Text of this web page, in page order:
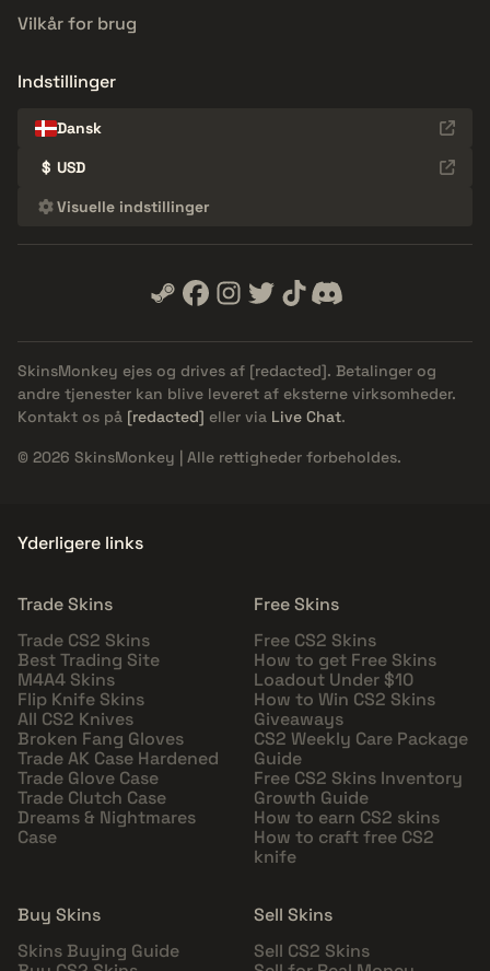
Vilkår for brug
Indstillinger
Dansk
$ USD
Visuelle indstillinger
SkinsMonkey ejes og drives af [redacted]. Betalinger og
andre tjenester kan blive leveret af eksterne virksomheder.
Kontakt os på [redacted] eller via Live Chat.
© 2026 SkinsMonkey | Alle rettigheder forbeholdes.
Yderligere links
Trade Skins
Trade CS2 Skins
Best Trading Site
M4A4 Skins
Flip Knife Skins
All CS2 Knives
Broken Fang Gloves
Trade AK Case Hardened
Trade Glove Case
Trade Clutch Case
Dreams & Nightmares
Case
Free Skins
Free CS2 Skins
How to get Free Skins
Loadout Under $10
How to Win CS2 Skins
Giveaways
CS2 Weekly Care Package
Guide
Free CS2 Skins Inventory
Growth Guide
How to earn CS2 skins
How to craft free CS2
knife
Buy Skins
Skins Buying Guide
Sell Skins
Sell CS2 Skins